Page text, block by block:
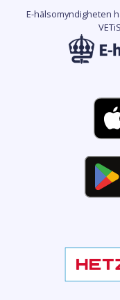
E-hälsomyndigheten